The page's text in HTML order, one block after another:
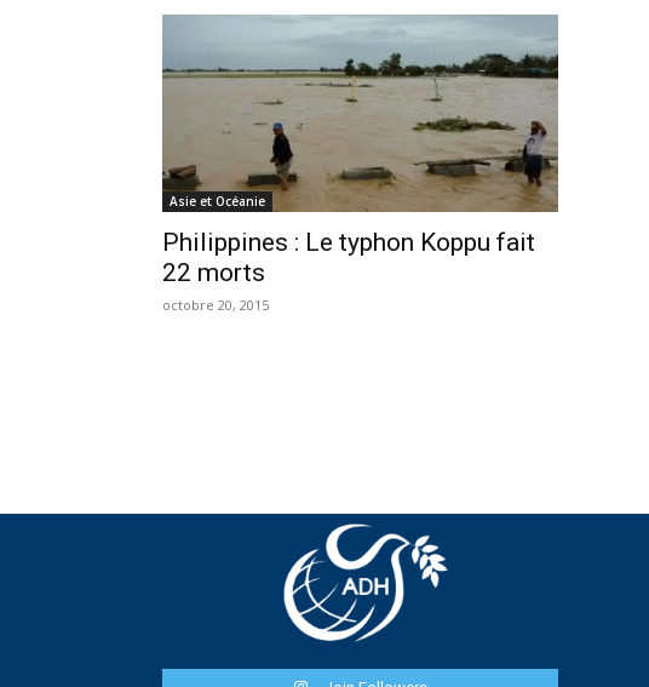
Asie et Océanie
Philippines : Le typhon Koppu fait
22 morts
octobre 20, 2015